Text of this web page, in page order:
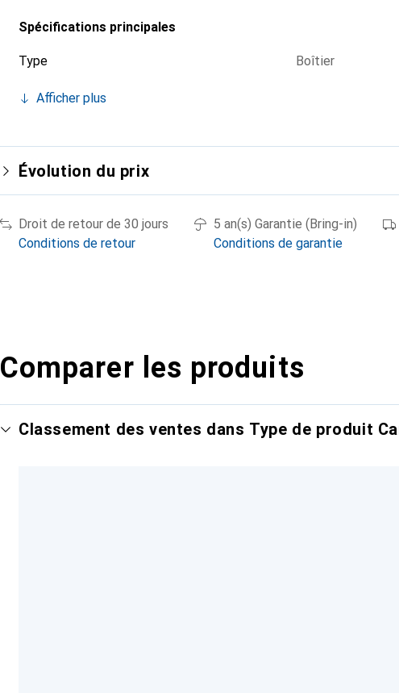
Spécifications principales
Type Boîtier
Afficher plus
Évolution du prix
Droit de retour de 30 jours
Conditions de retour
5 an(s) Garantie (Bring-in)
Conditions de garantie
Comparer les produits
Classement des ventes dans Type de produit